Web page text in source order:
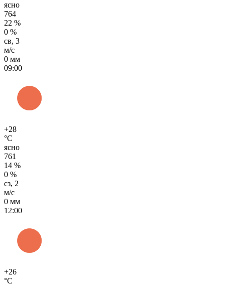
ясно
764
22 %
0 %
св, 3
м/с
0 мм
09:00
+28
°C
ясно
761
14 %
0 %
сз, 2
м/с
0 мм
12:00
+26
°C